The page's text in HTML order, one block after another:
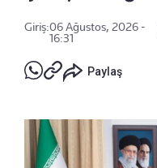
Giriş:06 Ağustos, 2026 -
16:31
Paylaş